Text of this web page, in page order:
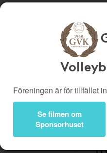
Köp genom denna sida
Bli medlem
Föreningen är för tillfället
Se filmen om
Sponsorhuset